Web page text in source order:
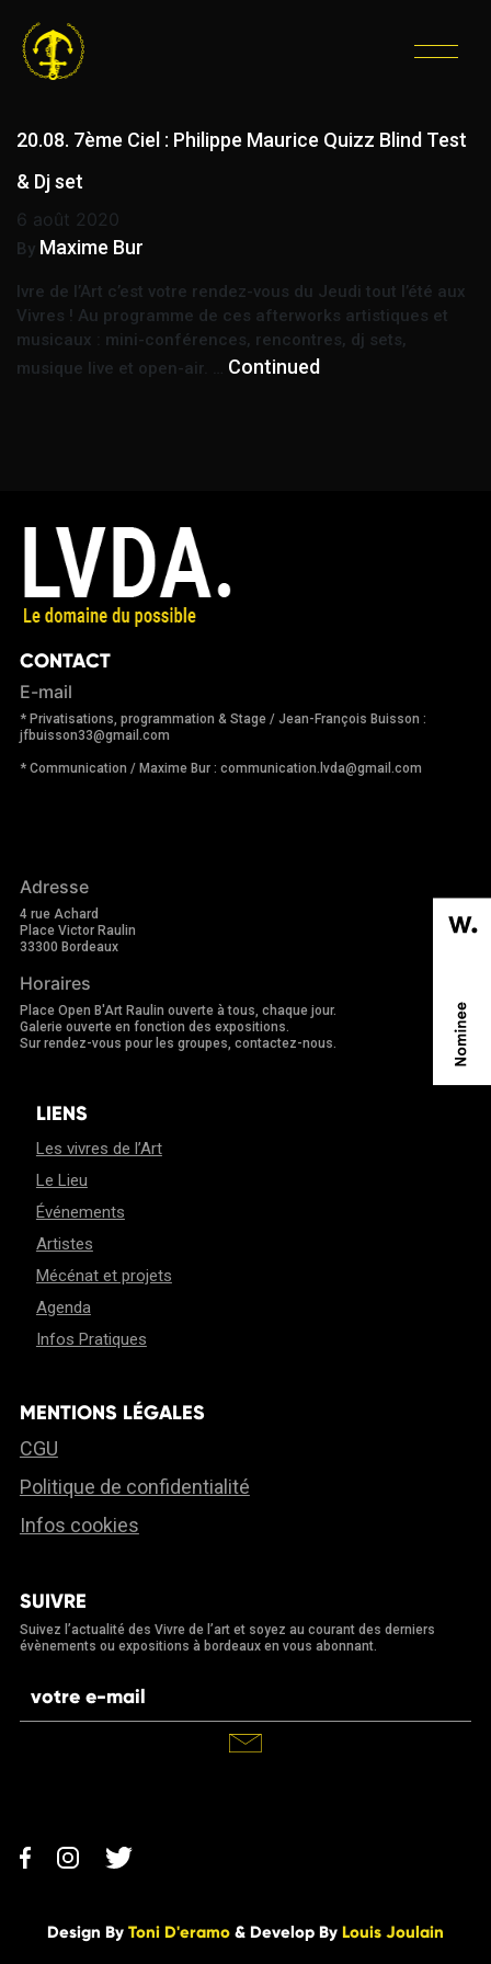
ÉTIQUETTE :
SET
20.08. 7ème Ciel : Philippe Maurice Quizz Blind Test
& Dj set
6 août 2020
By Maxime Bur
Ivre de l’Art c’est votre rendez-vous du Jeudi tout l’été aux
Vivres ! Au programme de ces afterworks artistiques et
musicaux : mini-conférences, rencontres, dj sets,
musique live et open-air. … Continued
CONTACT
E-mail
* Privatisations, programmation & Stage / Jean-François Buisson :
jfbuisson33@gmail.com
* Communication / Maxime Bur : communication.lvda@gmail.com
Adresse
4 rue Achard
Place Victor Raulin
33300 Bordeaux
Horaires
Place Open B'Art Raulin ouverte à tous, chaque jour.
Galerie ouverte en fonction des expositions.
Sur rendez-vous pour les groupes, contactez-nous.
LIENS
Les vivres de l’Art
Le Lieu
Événements
Artistes
Mécénat et projets
Agenda
Infos Pratiques
MENTIONS LÉGALES
CGU
Politique de confidentialité
Infos cookies
SUIVRE
Suivez l’actualité des Vivre de l’art et soyez au courant des derniers
évènements ou expositions à bordeaux en vous abonnant.
Design By Toni D'eramo & Develop By Louis Joulain